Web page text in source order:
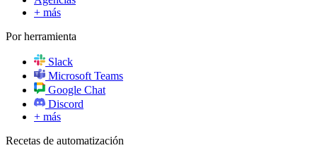
+ más
Por herramienta
Slack
Microsoft Teams
Google Chat
Discord
+ más
Recetas de automatización